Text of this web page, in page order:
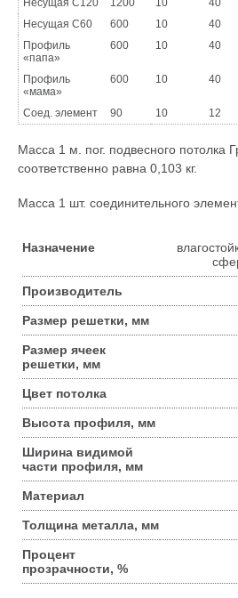
Несущая С60
600 10 40
Профиль
«папа»
600 10 40
Профиль
«мама»
600 10 40
Соед. элемент 90 10 12
Масса 1 м. пог. подвесного потолка
соответственно равна 0,103 кг.
Масса 1 шт. соединительного
Назначение
Производитель
Размер решетки, мм
Размер ячеек
решетки, мм
Цвет потолка
Высота профиля, мм
Ширина видимой
части профиля, мм
Материал
Толщина металла, мм
Процент
прозрачности, %